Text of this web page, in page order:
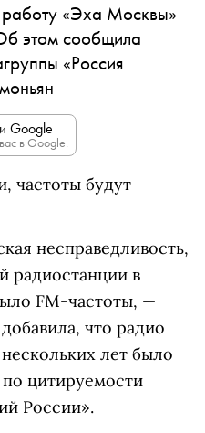
«Эха Москвы»
этом сообщила
«Россия
Google
в Google.
частоты будут
несправедливость,
радиостанции в
FM-частоты, —
что радио
лет было
цитируемости
России».